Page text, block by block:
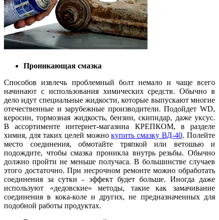
Проникающая смазка
Способов извлечь проблемный болт немало и чаще всего
начинают с использования химических средств. Обычно в
дело идут специальные жидкости, которые выпускают многие
отечественные и зарубежные производители. Подойдет WD,
керосин, тормозная жидкость, бензин, скипидар, даже уксус.
В ассортименте интернет-магазина КРЕПКОМ, в разделе
химия, для таких целей можнокупить смазку ВД-40. Полейте
место соединения, обмотайте тряпкой или ветошью и
подождите, чтобы смазка проникла внутрь резьбы. Обычно
должно пройти не меньше получаса. В большинстве случаев
этого достаточно. При несрочном ремонте можно обработать
соединения за сутки - эффект будет больше. Иногда даже
используют «дедовские» методы, такие как замачивание
соединения в кока-коле и других, не предназначенных для
подобной работы продуктах.